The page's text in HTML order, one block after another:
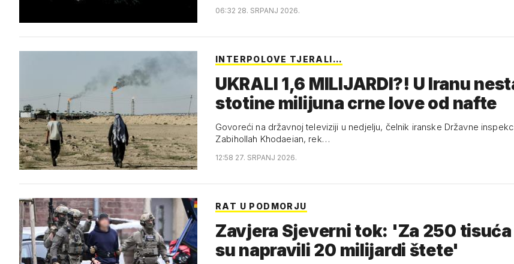
06:32 28. SRPANJ 2026.
INTERPOLOVE TJERALI…
UKRALI 1,6 MILIJARDI?! U Iranu
stotine milijuna crne love od nafte
Govoreći na državnoj televiziji u nedjelju, čelnik iranske Državne
Zabihollah Khodaeian, rek…
12:58 27. SRPANJ 2026.
RAT U PODMORJU
Zavjera Sjeverni tok: 'Za 250
su napravili 20 milijardi štete'